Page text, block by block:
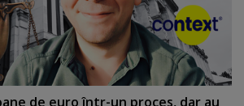
de euro într-un proces, dar au